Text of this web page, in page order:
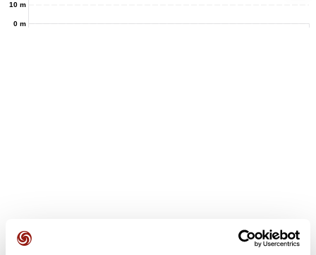
0 m
10 m